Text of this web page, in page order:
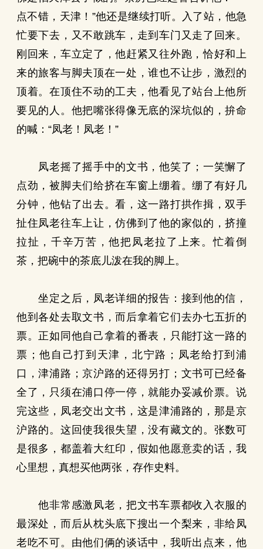
点不错，天津！”他还是继续打听。入了站，他急
忙要下去，又不敢跳车，走到车门又走了回来。
刚回来，车立定了，他赶紧又往外跑，恰好和上
来的旅客与脚夫顶在一处，谁也不让步，激烈的
顶着。在顶住不动的工夫，他看见了站台上他所
要见的人。他把嘴张得像无底的深坑似的，拚命
的喊：“凤老！凤老！”
凤老摇了摇手中的文书，他笑了；一笑懈了
点劲，被脚夫们给挤在车窗上绷着。绷了有好几
分钟，他钻了出去。看，这一路打拱作揖，双手
扯住凤老往车上让，仿佛到了他的家似的，挤撞
拉扯，千辛万苦，他把凤老拉了上来。忙着倒
茶，把碗中的茶底儿泼在我的脚上。
坐定之后，凤老详细的报告：接到他的信，
他到各处去取文书，而后拿着它们去办七五折的
票。正如同他自己拿着的番表，只能打这一路的
票；他自己打到天津，北宁路；凤老给打到浦
口，津浦路；京沪路的还得另打；文书可已经备
全了，只须在浦口停一停，就能办妥减价票。说
完这些，凤老交出文书，这是津浦路的，那是京
沪路的。这回使我很失望，没有藏文的。张数可
是很多，都盖着大红印，假如他愿意卖的话，我
心里想，真想买他两张，存作史料。
他非常感激凤老，把文书车票都收入衣服的
最深处，而后从枕头底下搜出一个梨来，非给凤
老吃不可。由他们俩的谈话中，我听出点来，他